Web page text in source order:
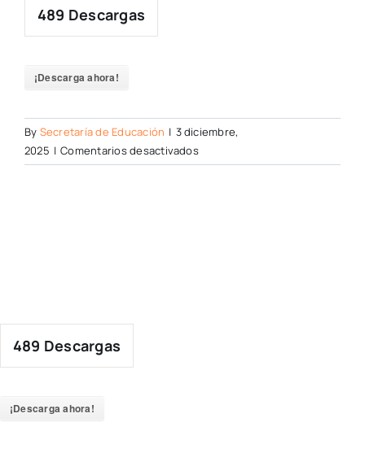
489 Descargas
¡Descarga ahora!
By Secretaría de Educación | 3 diciembre,
2025 | Comentarios desactivadosen
489 Descargas
¡Descarga ahora!